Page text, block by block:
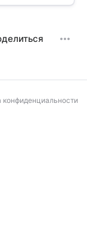
конфиденциальности